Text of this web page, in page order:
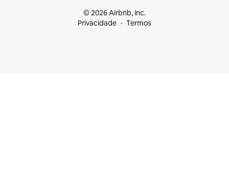
© 2026 Airbnb, Inc.
Privacidade
Termos